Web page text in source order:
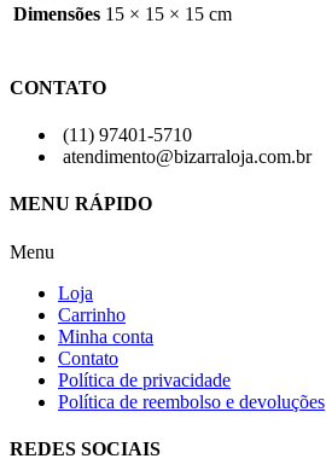
Dimensões 15 × 15 × 15 cm
CONTATO
(11) 97401-5710
atendimento@bizarraloja.com.br
MENU RÁPIDO
Menu
Loja
Carrinho
Minha conta
Contato
Política de privacidade
Política de reembolso e devoluções
REDES SOCIAIS